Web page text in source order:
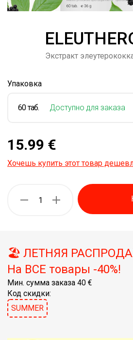
Экстракт
Упаковка
60 таб. Доступно для заказа
15.99 €
Хочешь купить этот товар
🏖️ ЛЕТНЯЯ
На ВСЕ товары -40%!
Мин. сумма заказа 40 €
Код скидки:
SUMMER